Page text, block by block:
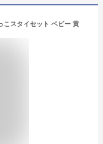
スタイセット ベビー 黄